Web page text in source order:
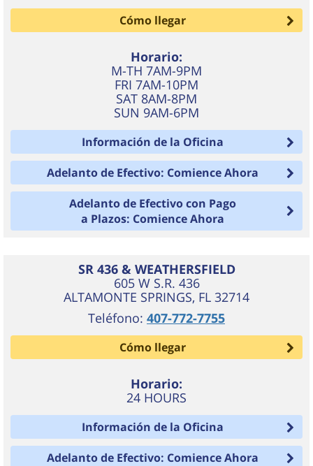
Cómo llegar
Horario:
M-TH 7AM-9PM
FRI 7AM-10PM
SAT 8AM-8PM
SUN 9AM-6PM
Información de la Oficina
Adelanto de Efectivo: Comience Ahora
Adelanto de Efectivo con Pago
a Plazos: Comience Ahora
SR 436 & WEATHERSFIELD
605 W S.R. 436
ALTAMONTE SPRINGS, FL 32714
Teléfono: 407-772-7755
Cómo llegar
Horario:
24 HOURS
Información de la Oficina
Adelanto de Efectivo: Comience Ahora